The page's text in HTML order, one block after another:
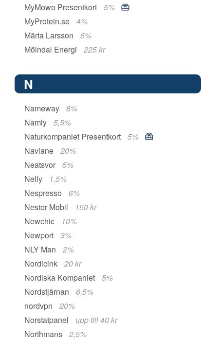
MyMowo Presentkort
5%
MyProtein.se
4%
Märta Larsson
5%
Mölndal Energi
225 kr
N
Nameway
8%
Namly
5,5%
Naturkompaniet Presentkort
5%
Naviane
20%
Neatsvor
5%
Nelly
1,5%
Nespresso
6%
Nestor Mobil
150 kr
Newchic
10%
Newport
3%
NLY Man
2%
Nordicink
20 kr
Nordiska Kompaniet
5%
Nordstjärnan
6,5%
nordvpn
20%
Norstatpanel
upp till 40 kr
Northmans
2,5%